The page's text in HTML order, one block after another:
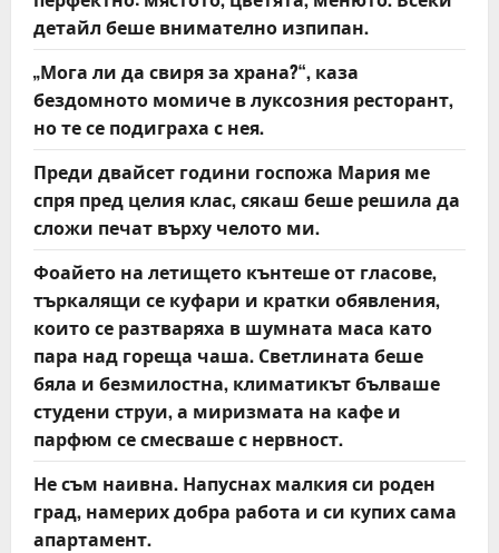
n
детайл беше внимателно изпипан.
„Мога ли да свиря за храна?“, каза
бездомното момиче в луксозния ресторант,
но те се подиграха с нея.
Преди двайсет години госпожа Мария ме
спря пред целия клас, сякаш беше решила да
сложи печат върху челото ми.
Фоайето на летището кънтеше от гласове,
търкалящи се куфари и кратки обявления,
които се разтваряха в шумната маса като
пара над гореща чаша. Светлината беше
бяла и безмилостна, климатикът бълваше
студени струи, а миризмата на кафе и
парфюм се смесваше с нервност.
Не съм наивна. Напуснах малкия си роден
град, намерих добра работа и си купих сама
апартамент.